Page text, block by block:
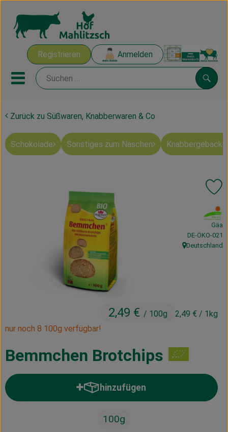
Registrieren Anmelden
Mobiles Menu öffnen oder
Ökokisten
Mahlitzscher Produkte
Obst & Gemüse
Vorratskammer
Zurück zu Süßwaren, Knabberwaren & Co
Schokolade Sonstiges zum Naschen Knabbergebäck
Bemmchen Brotchips
2,49 € / 100g 2,49 € / 1kg
nur noch 8 100g verfügbar!
, Verband:
Gäa
,DE-ÖKO-021
, Herkunft:
Deutschland
hinzufügen
Produkt zum Warenkorb
100g